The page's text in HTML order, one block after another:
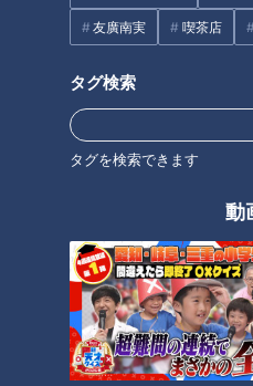
友廣南実 喫茶店
タグ検索
タグを検索できます
動
永岡「仲間とふたりで、一重
人にアンケートをとっている
調査の結果、「7割が色を乗
共通の課題が浮かび上がりまし
この課題を解決するため、美
取り入れ、「一重まぶたの人
を採用。
鮮やかなピンクとオレンジ系
ました。
ピンクには青みを加えるなど